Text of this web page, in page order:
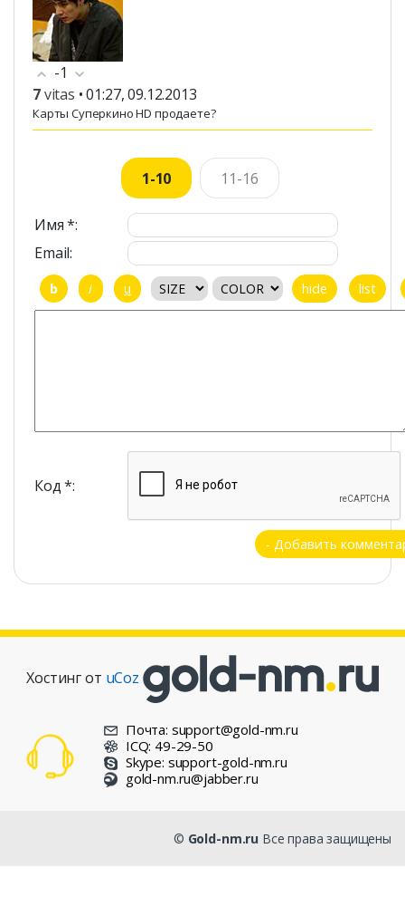
-1
7vitas • 01:27, 09.12.2013
Карты Суперкино HD продаете?
1-10 11-16
Имя *:
Email:
Код *:
Хостинг от uCoz
Почта: support@gold-nm.ru
ICQ: 49-29-50
Skype: support-gold-nm.ru
gold-nm.ru@jabber.ru
© Gold-nm.ru Все права защищены